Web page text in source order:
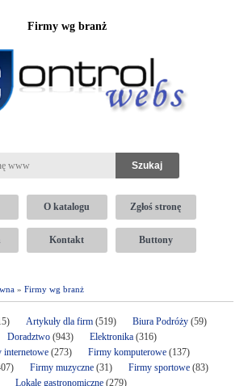
Firmy wg branż
O katalogu Zgłoś stronę
Kontakt Buttony
» Firmy wg branż
Artykuły dla firm(519) Biura Podróży(59)
Doradztwo(943) Elektronika (316)
internetowe (273) Firmy komputerowe(137)
Firmy muzyczne(31) Firmy sportowe(83)
Lokale gastronomiczne(279)